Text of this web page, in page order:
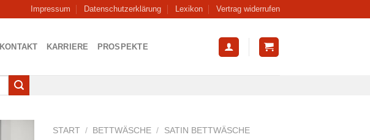
Impressum Datenschutzerklärung Lexikon Vertrag widerrufen
KONTAKT KARRIERE PROSPEKTE
START / BETTWÄSCHE / SATIN BETTWÄSCHE